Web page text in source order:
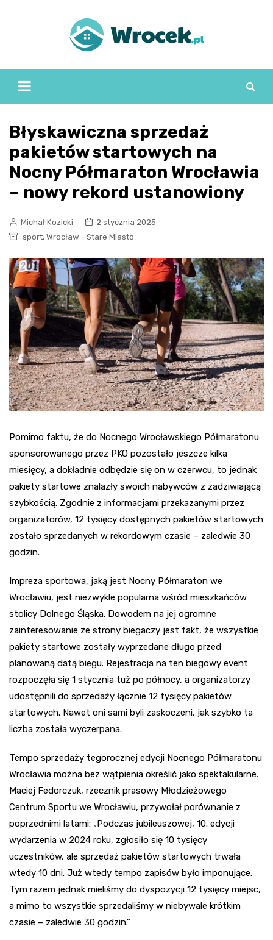
Błyskawiczna sprzedaż
pakietów startowych na
Nocny Półmaraton Wrocławia
– nowy rekord ustanowiony
Michał Kozicki
2 stycznia 2025
sport, Wrocław - Stare Miasto
Pomimo faktu, że do Nocnego Wrocławskiego Półmaratonu
sponsorowanego przez PKO pozostało jeszcze kilka
miesięcy, a dokładnie odbędzie się on w czerwcu, to jednak
pakiety startowe znalazły swoich nabywców z zadziwiającą
szybkością. Zgodnie z informacjami przekazanymi przez
organizatorów, 12 tysięcy dostępnych pakietów startowych
zostało sprzedanych w rekordowym czasie – zaledwie 30
godzin.
Impreza sportowa, jaką jest Nocny Półmaraton we
Wrocławiu, jest niezwykle popularna wśród mieszkańców
stolicy Dolnego Śląska. Dowodem na jej ogromne
zainteresowanie ze strony biegaczy jest fakt, że wszystkie
pakiety startowe zostały wyprzedane długo przed
planowaną datą biegu. Rejestracja na ten biegowy event
rozpoczęła się 1 stycznia tuż po północy, a organizatorzy
udostępnili do sprzedaży łącznie 12 tysięcy pakietów
startowych. Nawet oni sami byli zaskoczeni, jak szybko ta
liczba została wyczerpana.
Tempo sprzedaży tegorocznej edycji Nocnego Półmaratonu
Wrocławia można bez wątpienia określić jako spektakularne.
Maciej Fedorczuk, rzecznik prasowy Młodzieżowego
Centrum Sportu we Wrocławiu, przywołał porównanie z
poprzednimi latami: „Podczas jubileuszowej, 10. edycji
wydarzenia w 2024 roku, zgłosiło się 10 tysięcy
uczestników, ale sprzedaż pakietów startowych trwała
wtedy 10 dni. Już wtedy tempo zapisów było imponujące.
Tym razem jednak mieliśmy do dyspozycji 12 tysięcy miejsc,
a mimo to wszystkie sprzedaliśmy w niebywale krótkim
czasie – zaledwie 30 godzin.”